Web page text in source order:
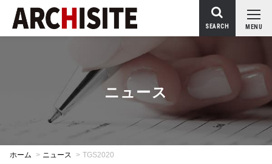
MENU
SEARCH
ニュース
ホーム > ニュース > TGS2020